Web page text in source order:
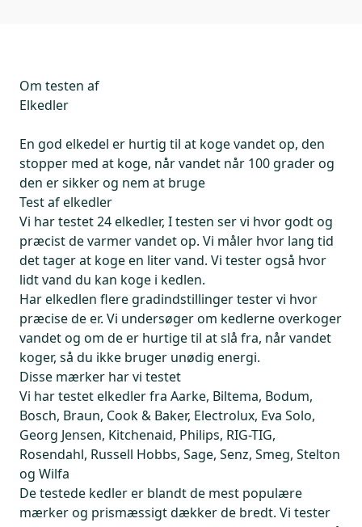
Om testen af
Elkedler
En god elkedel er hurtig til at koge vandet op, den
stopper med at koge, når vandet når 100 grader og
den er sikker og nem at bruge
Test af elkedler
Vi har testet 24 elkedler, I testen ser vi hvor godt og
præcist de varmer vandet op. Vi måler hvor lang tid
det tager at koge en liter vand. Vi tester også hvor
lidt vand du kan koge i kedlen.
Har elkedlen flere gradindstillinger tester vi hvor
præcise de er. Vi undersøger om kedlerne overkoger
vandet og om de er hurtige til at slå fra, når vandet
koger, så du ikke bruger unødig energi.
Disse mærker har vi testet
Vi har testet elkedler fra Aarke, Biltema, Bodum,
Bosch, Braun, Cook & Baker, Electrolux, Eva Solo,
Georg Jensen, Kitchenaid, Philips, RIG-TIG,
Rosendahl, Russell Hobbs, Sage, Senz, Smeg, Stelton
og Wilfa
De testede kedler er blandt de mest populære
mærker og prismæssigt dækker de bredt. Vi tester